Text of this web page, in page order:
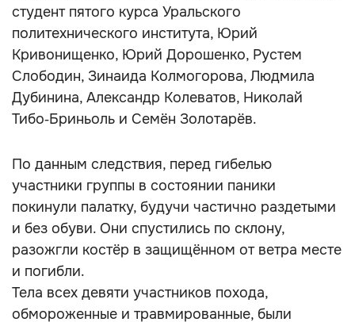
студент пятого курса Уральского
политехнического института, Юрий
Кривонищенко, Юрий Дорошенко, Рустем
Слободин, Зинаида Колмогорова, Людмила
Дубинина, Александр Колеватов, Николай
Тибо‑Бриньоль и Семён Золотарёв.
По данным следствия, перед гибелью
участники группы в состоянии паники
покинули палатку, будучи частично раздетыми
и без обуви. Они спустились по склону,
разожгли костёр в защищённом от ветра месте
и погибли.
Тела всех девяти участников похода,
обмороженные и травмированные, были